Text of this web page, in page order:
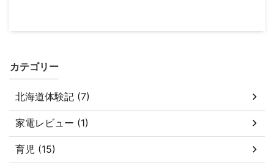
カテゴリー
北海道体験記 (7)
家電レビュー (1)
育児 (15)